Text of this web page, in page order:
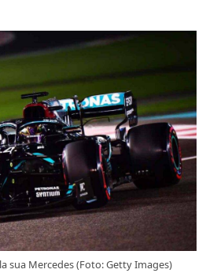
sua Mercedes (Foto: Getty Images)